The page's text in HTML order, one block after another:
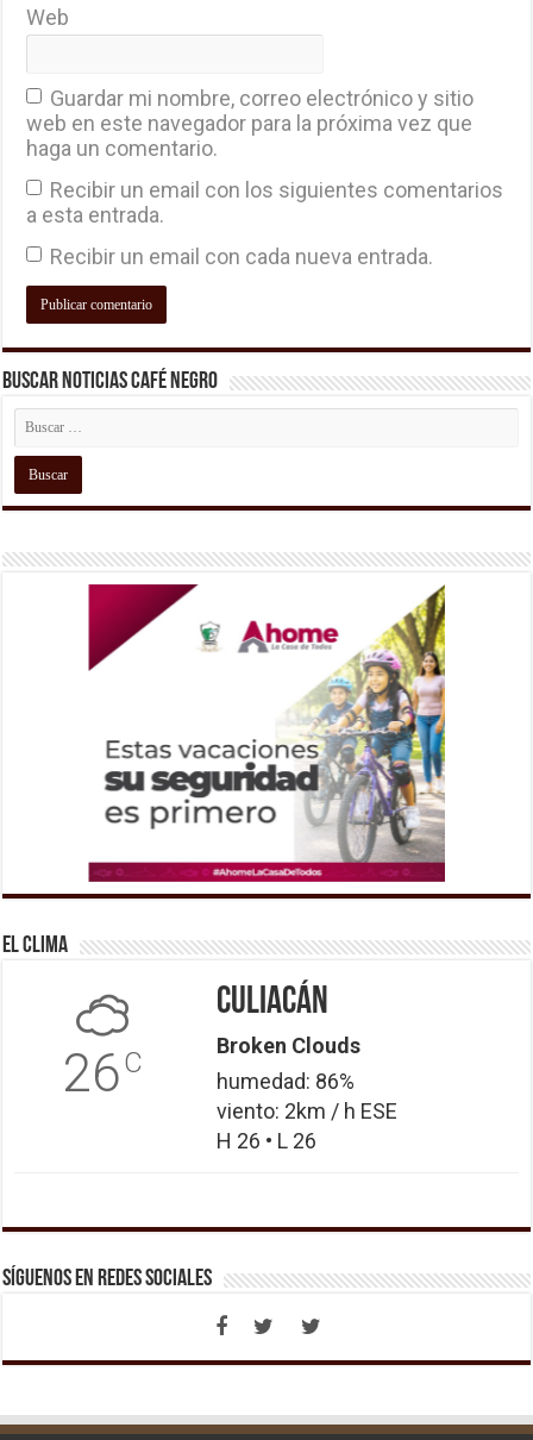
Web
Guardar mi nombre, correo electrónico y sitio
web en este navegador para la próxima vez que
haga un comentario.
Recibir un email con los siguientes comentarios
a esta entrada.
Recibir un email con cada nueva entrada.
Buscar Noticias Café Negro
El Clima
26C
Culiacán
Broken Clouds
humedad: 86%
viento: 2km / h ESE
H 26 • L 26
Síguenos en Redes Sociales